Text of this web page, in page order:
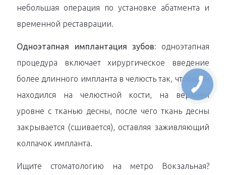
небольшая операция по установке абатмента и
временной реставрации.
Одноэтапная имплантация зубов: одноэтапная
процедура включает хирургическое введение
более длинного импланта в челюсть так, чтобы он
находился на челюстной кости, на верхнем
уровне с тканью десны, после чего ткань десны
закрывается (сшивается), оставляя заживляющий
колпачок импланта.
Ищите стоматологию на метро Вокзальная?